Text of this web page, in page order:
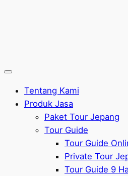
Tentang Kami
Produk Jasa
Paket Tour Jepang
Tour Guide
Tour Guide
Private Tour
Tour Guide 9